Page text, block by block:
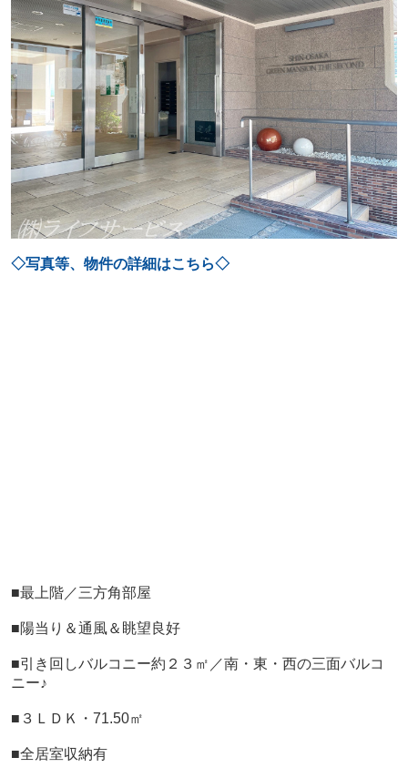
◇写真等、物件の詳細はこちら◇
■最上階／三方角部屋
■陽当り＆通風＆眺望良好
■引き回しバルコニー約２３㎡／南・東・西の三面バルコ
ニー♪
■３ＬＤＫ・71.50㎡
■全居室収納有